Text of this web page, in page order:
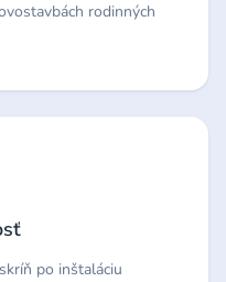
rodinných
po inštaláciu